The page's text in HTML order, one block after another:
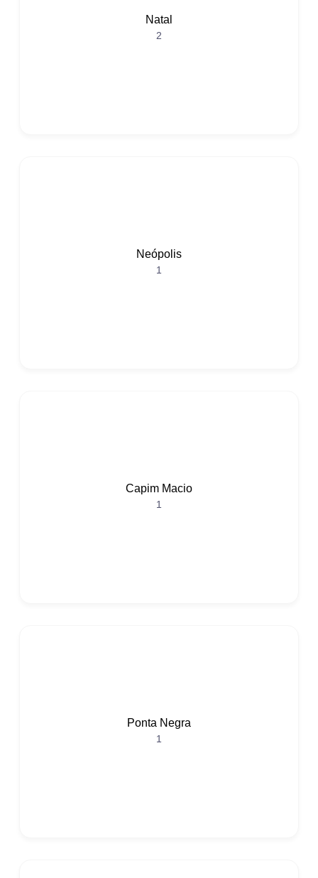
Natal
2
Neópolis
1
Capim Macio
1
Ponta Negra
1